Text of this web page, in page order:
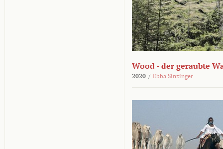
Wood - der geraubte
2020 / Ebba Sinzinger